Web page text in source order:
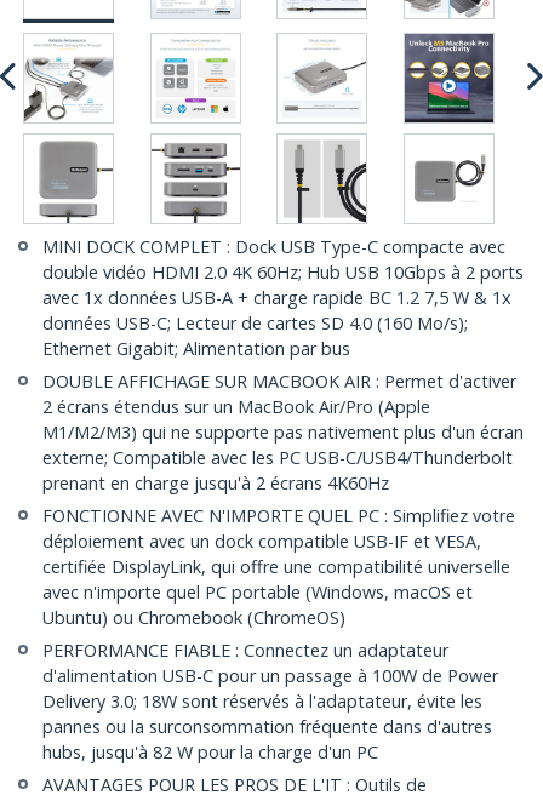
MINI DOCK COMPLET : Dock USB Type-C compacte avec
double vidéo HDMI 2.0 4K 60Hz; Hub USB 10Gbps à 2 ports
avec 1x données USB-A + charge rapide BC 1.2 7,5 W & 1x
données USB-C; Lecteur de cartes SD 4.0 (160 Mo/s);
Ethernet Gigabit; Alimentation par bus
DOUBLE AFFICHAGE SUR MACBOOK AIR : Permet d'activer
2 écrans étendus sur un MacBook Air/Pro (Apple
M1/M2/M3) qui ne supporte pas nativement plus d'un écran
externe; Compatible avec les PC USB-C/USB4/Thunderbolt
prenant en charge jusqu'à 2 écrans 4K60Hz
FONCTIONNE AVEC N'IMPORTE QUEL PC : Simplifiez votre
déploiement avec un dock compatible USB-IF et VESA,
certifiée DisplayLink, qui offre une compatibilité universelle
avec n'importe quel PC portable (Windows, macOS et
Ubuntu) ou Chromebook (ChromeOS)
PERFORMANCE FIABLE : Connectez un adaptateur
d'alimentation USB-C pour un passage à 100W de Power
Delivery 3.0; 18W sont réservés à l'adaptateur, évite les
pannes ou la surconsommation fréquente dans d'autres
hubs, jusqu'à 82 W pour la charge d'un PC
AVANTAGES POUR LES PROS DE L'IT : Outils de